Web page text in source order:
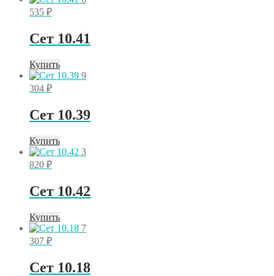
535 ₽
Сет 10.41
Купить
9
304 ₽
Сет 10.39
Купить
3
820 ₽
Сет 10.42
Купить
7
307 ₽
Сет 10.18